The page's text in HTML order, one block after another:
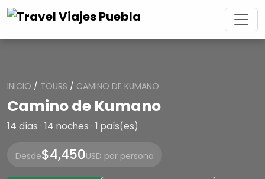
INICIO / TOURS / CAMINO DE KUMANO
Camino de Kumano
14 días · 14 noches · 1 país(es)
Desde$4,450USD por persona